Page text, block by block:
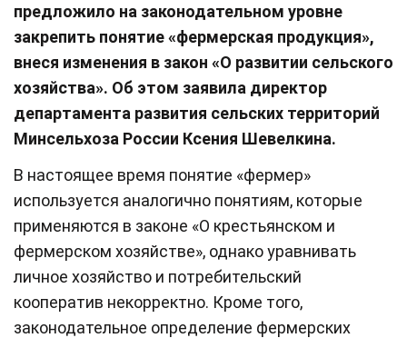
предложило на законодательном уровне
закрепить понятие «фермерская продукция»,
внеся изменения в закон «О развитии сельского
хозяйства». Об этом заявила директор
департамента развития сельских территорий
Минсельхоза России Ксения Шевелкина.
В настоящее время понятие «фермер»
используется аналогично понятиям, которые
применяются в законе «О крестьянском и
фермерском хозяйстве», однако уравнивать
личное хозяйство и потребительский
кооператив некорректно. Кроме того,
законодательное определение фермерских